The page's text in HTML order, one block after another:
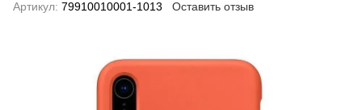
Артикул: 79910010001-1013 Оставить отзыв